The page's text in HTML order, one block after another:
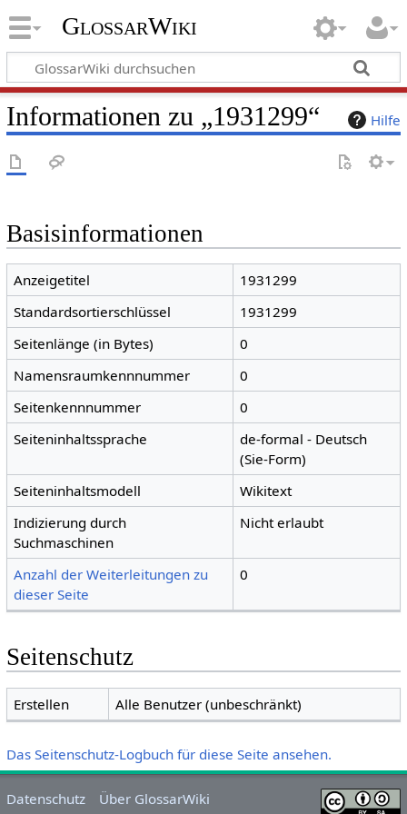
GlossarWiki
Hilfe
Informationen zu „1931299“
Basisinformationen
Anzeigetitel
1931299
Standardsortierschlüssel
1931299
Seitenlänge (in Bytes)
0
Namensraumkennnummer
0
Seitenkennnummer
0
Seiteninhaltssprache
de-formal - Deutsch
(Sie-Form)
Seiteninhaltsmodell
Wikitext
Indizierung durch
Suchmaschinen
Nicht erlaubt
Anzahl der Weiterleitungen zu
dieser Seite
0
Seitenschutz
Erstellen Alle Benutzer (unbeschränkt)
Das Seitenschutz-Logbuch für diese Seite ansehen.
Datenschutz
Über GlossarWiki